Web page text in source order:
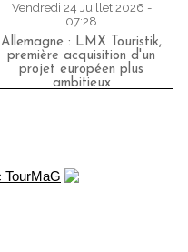
Vendredi 24 Juillet 2026 -
07:28
Allemagne : LMX Touristik,
première acquisition d'un
projet européen plus
ambitieux